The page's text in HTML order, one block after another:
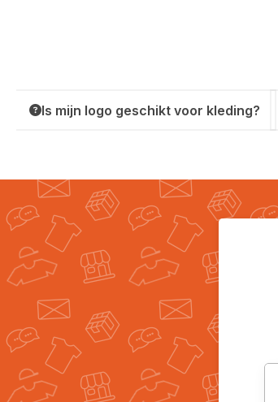
Is mijn logo geschikt voor kleding?